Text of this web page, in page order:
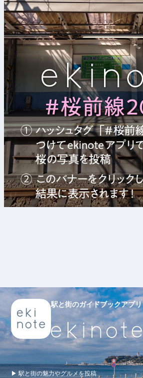
駅と街のガイドブックアプリ
▶ 駅と街の魅力やグルメを投稿